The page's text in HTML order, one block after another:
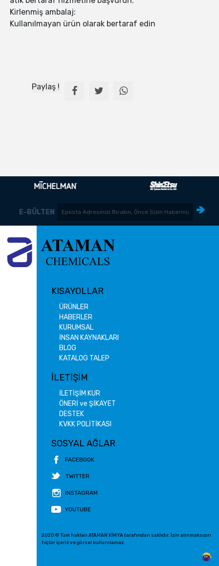
Kirlenmiş ambalaj:
Kullanılmayan ürün olarak bertaraf edin
Paylaş !
E-BÜLTEN
KISAYOLLAR
ÜRÜNLER
HABERLER
KURUMSAL
İNSAN KAYNAKLARI
BLOG
KATALOG TALEP
İLETİŞİM
İLETİŞİM KUR
ÖNERİ ve ŞİKAYET
DESTEK
KVKK POLİTİKASI
SOSYAL AĞLAR
FACEBOOK
TWITTER
INSTAGRAM
YOUTUBE
2020 © Tüm hakları ATAMAN KİMYA tarafından saklıdır. İzin alınmaksızın
hiçbir içerik ve görsel kullanılamaz.